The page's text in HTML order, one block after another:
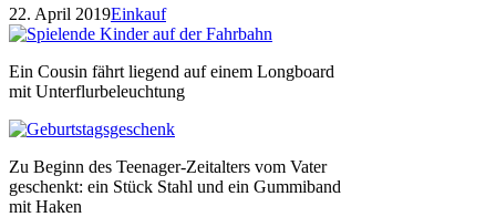
22. April 2019Einkauf
Ein Cousin fährt liegend auf einem Longboard
mit Unterflurbeleuchtung
Zu Beginn des Teenager-Zeitalters vom Vater
geschenkt: ein Stück Stahl und ein Gummiband
mit Haken